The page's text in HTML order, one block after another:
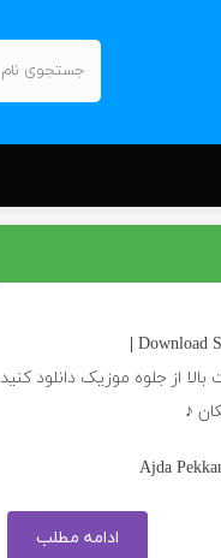
از جلوه موزیک دانلود کنید
♪
ادامه مطلب